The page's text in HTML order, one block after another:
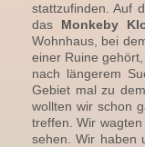
stattzufinden. Auf
das Monkeby
Wohnhaus, bei
einer Ruine
nach längerem
Gebiet mal zu
wollten wir schon
treffen. Wir
sehen. Wir haben